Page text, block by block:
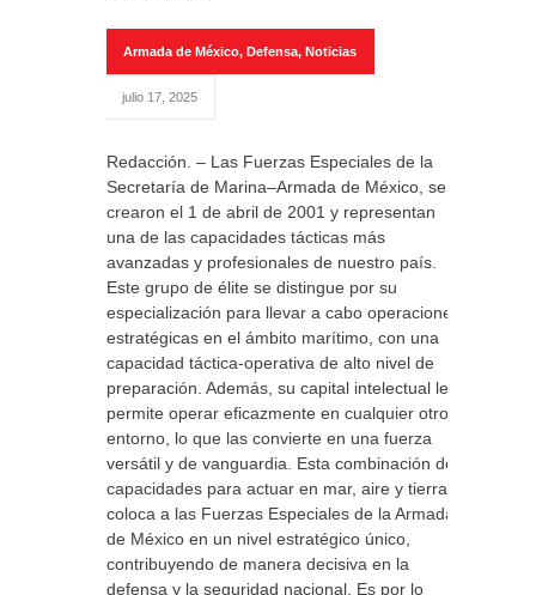
Armada de México, Defensa, Noticias
julio 17, 2025
Redacción. – Las Fuerzas Especiales de la
Secretaría de Marina–Armada de México, se
crearon el 1 de abril de 2001 y representan
una de las capacidades tácticas más
avanzadas y profesionales de nuestro país.
Este grupo de élite se distingue por su
especialización para llevar a cabo operaciones
estratégicas en el ámbito marítimo, con una
capacidad táctica-operativa de alto nivel de
preparación. Además, su capital intelectual les
permite operar eficazmente en cualquier otro
entorno, lo que las convierte en una fuerza
versátil y de vanguardia. Esta combinación de
capacidades para actuar en mar, aire y tierra
coloca a las Fuerzas Especiales de la Armada
de México en un nivel estratégico único,
contribuyendo de manera decisiva en la
defensa y la seguridad nacional. Es por lo